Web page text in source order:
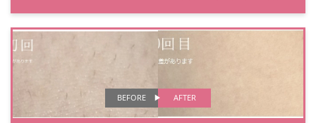
BEFORE AFTER